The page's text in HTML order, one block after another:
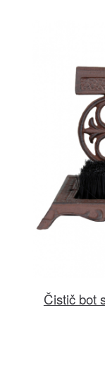
Čistič bot